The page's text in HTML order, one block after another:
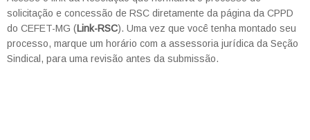
solicitação e concessão de RSC diretamente da página da CPPD
do CEFET-MG (Link-RSC). Uma vez que você tenha montado seu
processo, marque um horário com a assessoria jurídica da Seção
Sindical, para uma revisão antes da submissão.